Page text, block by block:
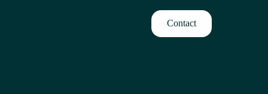
Contact